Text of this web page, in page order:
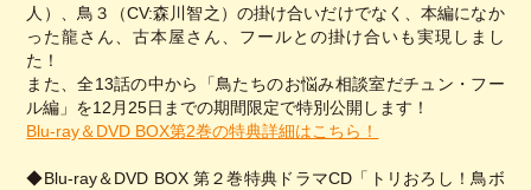
人）、鳥３（CV:森川智之）の掛け合いだけでなく、本編になか
った龍さん、古本屋さん、フールとの掛け合いも実現しまし
た！
また、全13話の中から「鳥たちのお悩み相談室だチュン・フー
ル編」を12月25日までの期間限定で特別公開します！
Blu-ray＆DVD BOX第2巻の特典詳細はこちら！
◆Blu-ray＆DVD BOX 第２巻特典ドラマCD「トリおろし！鳥ボ